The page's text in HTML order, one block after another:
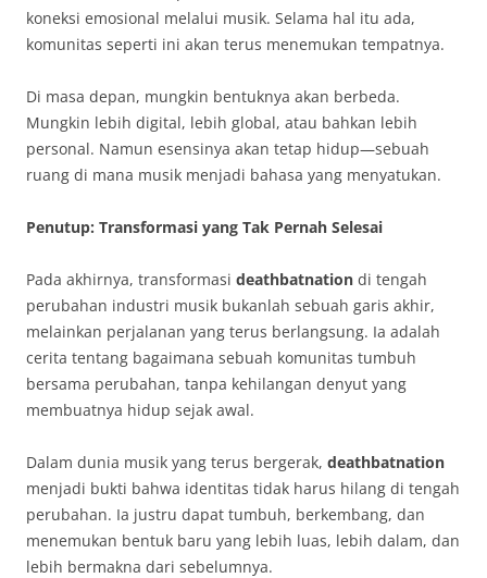
koneksi emosional melalui musik. Selama hal itu ada,
komunitas seperti ini akan terus menemukan tempatnya.
Di masa depan, mungkin bentuknya akan berbeda.
Mungkin lebih digital, lebih global, atau bahkan lebih
personal. Namun esensinya akan tetap hidup—sebuah
ruang di mana musik menjadi bahasa yang menyatukan.
Penutup: Transformasi yang Tak Pernah Selesai
Pada akhirnya, transformasi deathbatnation di tengah
perubahan industri musik bukanlah sebuah garis akhir,
melainkan perjalanan yang terus berlangsung. Ia adalah
cerita tentang bagaimana sebuah komunitas tumbuh
bersama perubahan, tanpa kehilangan denyut yang
membuatnya hidup sejak awal.
Dalam dunia musik yang terus bergerak, deathbatnation
menjadi bukti bahwa identitas tidak harus hilang di tengah
perubahan. Ia justru dapat tumbuh, berkembang, dan
menemukan bentuk baru yang lebih luas, lebih dalam, dan
lebih bermakna dari sebelumnya.